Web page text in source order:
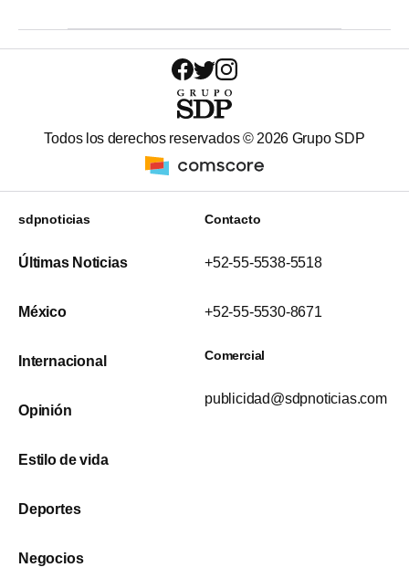
Todos los derechos reservados ©2026 Grupo SDP
sdpnoticias
Últimas Noticias
México
Internacional
Opinión
Estilo de vida
Deportes
Negocios
Contacto
+52-55-5538-5518
+52-55-5530-8671
Comercial
publicidad@sdpnoticias.com